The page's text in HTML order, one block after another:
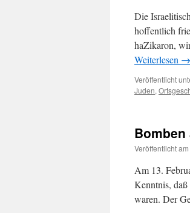
Die
hoffentlich
haZikaron,
Weiterlesen →
Veröffentlicht
Juden,
Bomben
Veröffentlicht am
Am 13.
Kenntnis,
waren. Der